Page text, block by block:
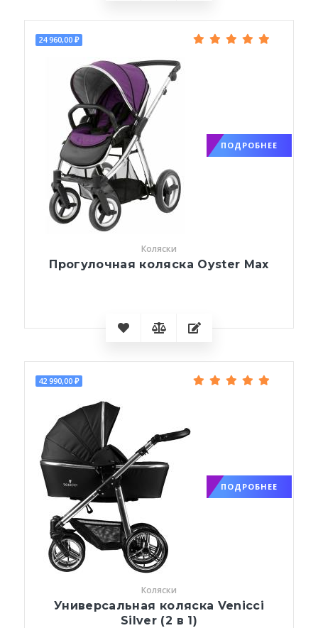
24 960,00 ₽
ПОДРОБНЕЕ
Коляски
Прогулочная коляска Oyster Max
42 990,00 ₽
ПОДРОБНЕЕ
Коляски
Универсальная коляска Venicci
Silver (2 в 1)